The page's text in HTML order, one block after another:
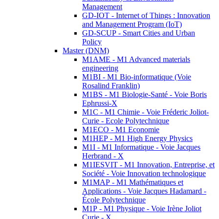
Management
GD-IOT - Internet of Things : Innovation
and Management Program (IoT)
GD-SCUP - Smart Cities and Urban
Policy
Master (DNM)
M1AME - M1 Advanced materials
engineering
M1BI - M1 Bio-informatique (Voie
Rosalind Franklin)
M1BS - M1 Biologie-Santé - Voie Boris
Ephrussi-X
M1C - M1 Chimie - Voie Fréderic Joliot-
Curie - Ecole Polytechnique
M1ECO - M1 Economie
M1HEP - M1 High Energy Physics
M1I - M1 Informatique - Voie Jacques
Herbrand - X
M1IESVIT - M1 Innovation, Entreprise, et
Société - Voie Innovation technologique
M1MAP - M1 Mathématiques et
Applications - Voie Jacques Hadamard -
École Polytechnique
M1P - M1 Physique - Voie Irène Joliot
Curie - X